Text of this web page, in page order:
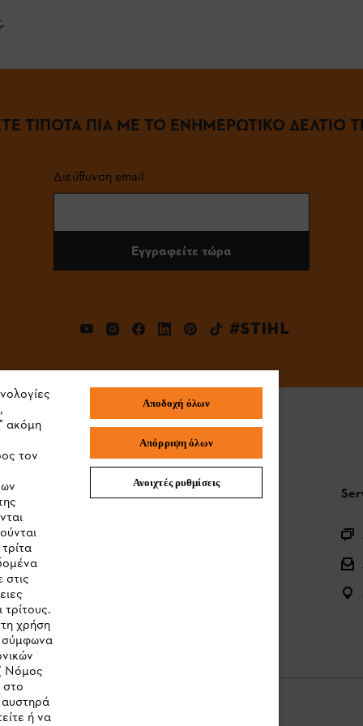
ΤΙΠΟΤΑ ΠΙΑ ΜΕ ΤΟ ΕΝΗΜΕΡΩΤΙΚΟ ΔΕΛΤΙΟ
Διεύθυνση email
Εγγραφείτε τώρα
#STIHL
STIHL Συχνές ερωτήσεις
ακόμη
τον
χρήση
σύμφωνα
Νόμος
ή να
Αποδοχή όλων
Απόρριψη όλων
Ανοιχτές ρυθμίσεις